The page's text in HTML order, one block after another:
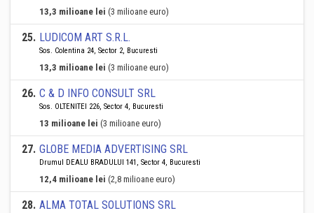
13,3 milioane lei (3 milioane euro)
25. LUDICOM ART S.R.L.
Sos. Colentina 24, Sector 2, Bucuresti
13,3 milioane lei (3 milioane euro)
26. C & D INFO CONSULT SRL
Sos. OLTENITEI 226, Sector 4, Bucuresti
13 milioane lei (3 milioane euro)
27. GLOBE MEDIA ADVERTISING SRL
Drumul DEALU BRADULUI 141, Sector 4, Bucuresti
12,4 milioane lei (2,8 milioane euro)
28. ALMA TOTAL SOLUTIONS SRL